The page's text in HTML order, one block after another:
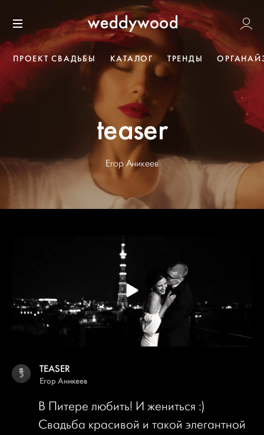
к содержанию
Меню
Weddywood
ПРОЕКТ СВАДЬБЫ КАТАЛОГ ТРЕНДЫ
teaser
Егор Аникеев
TEASER
Егор Аникеев
В Питере любить! И жениться :)
Свадьба красивой и такой элегантной